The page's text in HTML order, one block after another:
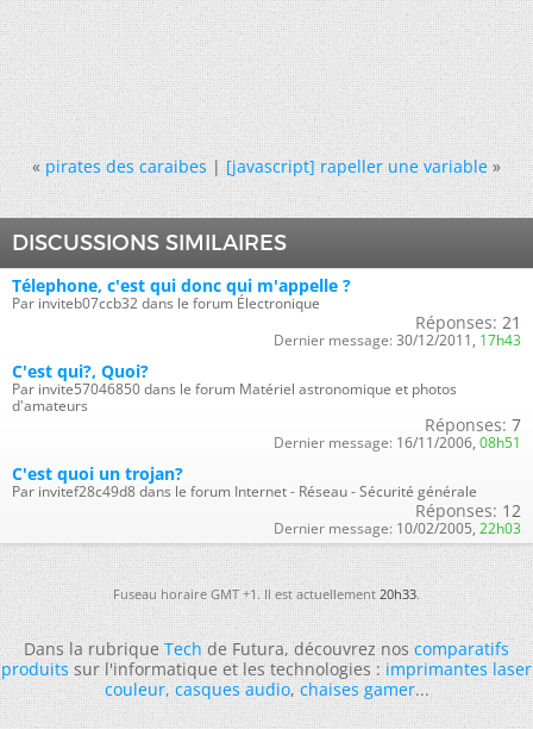
« pirates des caraibes|[javascript] rapeller une variable »
DISCUSSIONS SIMILAIRES
Télephone, c'est qui donc qui m'appelle ?
Par inviteb07ccb32 dans le forum Électronique
Réponses: 21
Dernier message: 30/12/2011, 17h43
C'est qui?, Quoi?
Par invite57046850 dans le forum Matériel astronomique et photos
d'amateurs
Réponses: 7
Dernier message: 16/11/2006, 08h51
C'est quoi un trojan?
Par invitef28c49d8 dans le forum Internet - Réseau - Sécurité générale
Réponses: 12
Dernier message: 10/02/2005, 22h03
Fuseau horaire GMT +1. Il est actuellement20h33.
Dans la rubriqueTechde Futura, découvrez noscomparatifs
produitssur l'informatique et les technologies :imprimantes laser
couleur,casques audio,chaises gamer...